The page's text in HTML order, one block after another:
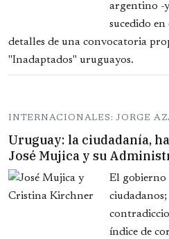
argentino -
sucedido
detalles de una convocatoria
"Inadaptados" uruguayos.
INTERNACIONALES: JORGE
Uruguay: la ciudadanía,
José Mujica y su
El gobierno
índice de